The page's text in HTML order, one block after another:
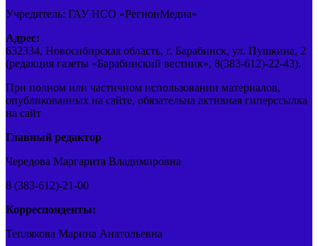
Учредитель: ГАУ НСО «РегионМедиа»
Адрес:
632334, Новосибирская область, г. Барабинск, ул. Пушкина, 2
(редакция газеты «Барабинский вестник», 8(383-612)-22-43).
При полном или частичном использовании материалов,
опубликованных на сайте, обязательна активная гиперссылка
на сайт
Главный редактор
Чередова Маргарита Владимировна
8 (383-612)-21-00
Корреспонденты:
Теплякова Марина Анатольевна